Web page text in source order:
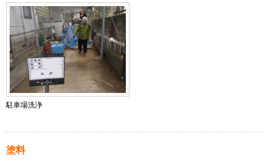
駐車場洗浄
塗料